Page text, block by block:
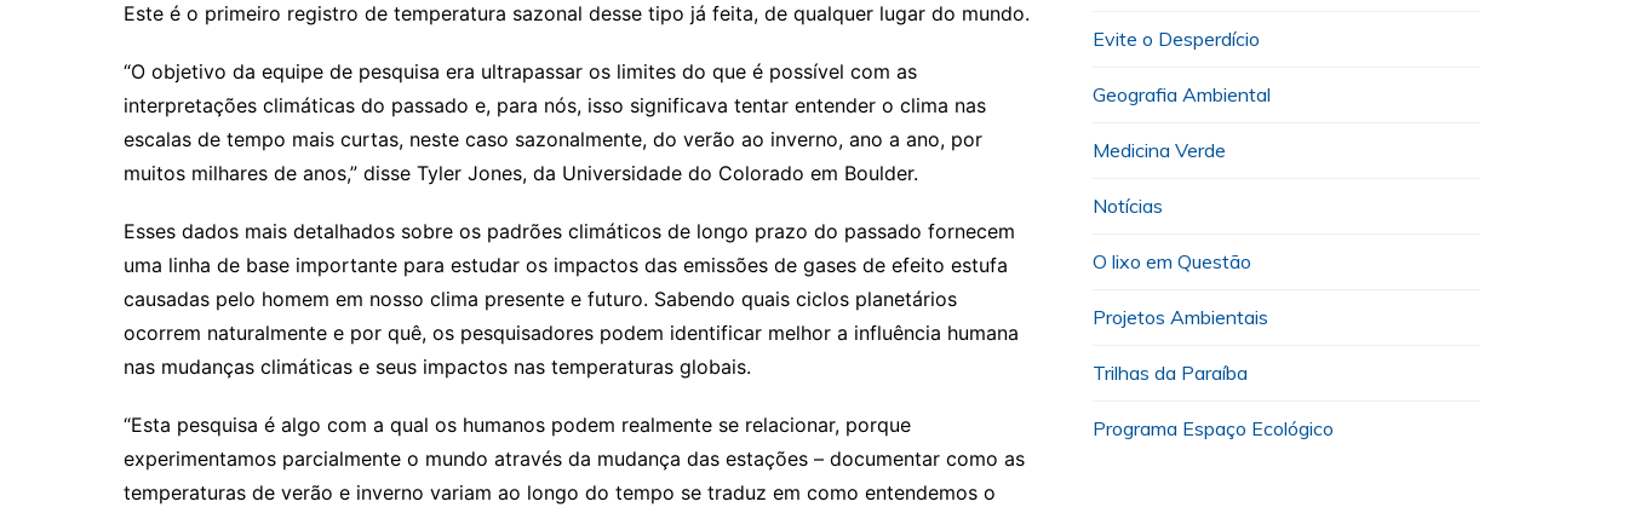
Este é o primeiro registro de temperatura sazonal desse tipo já feita, de qualquer lugar do mundo.
“O objetivo da equipe de pesquisa era ultrapassar os limites do que é possível com as
interpretações climáticas do passado e, para nós, isso significava tentar entender o clima nas
escalas de tempo mais curtas, neste caso sazonalmente, do verão ao inverno, ano a ano, por
muitos milhares de anos,” disse Tyler Jones, da Universidade do Colorado em Boulder.
Esses dados mais detalhados sobre os padrões climáticos de longo prazo do passado fornecem
uma linha de base importante para estudar os impactos das emissões de gases de efeito estufa
causadas pelo homem em nosso clima presente e futuro. Sabendo quais ciclos planetários
ocorrem naturalmente e por quê, os pesquisadores podem identificar melhor a influência humana
nas mudanças climáticas e seus impactos nas temperaturas globais.
“Esta pesquisa é algo com a qual os humanos podem realmente se relacionar, porque
experimentamos parcialmente o mundo através da mudança das estações – documentar como as
temperaturas de verão e inverno variam ao longo do tempo se traduz em como entendemos o
Evite o Desperdício
Geografia Ambiental
Medicina Verde
Notícias
O lixo em Questão
Projetos Ambientais
Trilhas da Paraíba
Programa Espaço Ecológico